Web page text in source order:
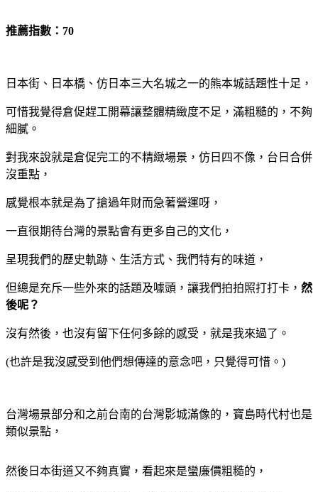
推薦指數：70
日本街、日本橋、仿日本三大名城之一的熊本城話題性十足，
可惜我覺得倉促趕工開幕讓整體精緻度不足，滿粗糙的，不夠
細膩。
對我來說就是倉促完工的不精緻場景，仿日四不像，台日合併
沒重點，
感覺根本就是為了搶過年財而急著營運呀，
一直很期待台灣的景點會有更多自己的文化，
呈現我們的歷史軌跡、生活方式、我們特有的味道，
但總是充斥一些外來的話題及噱頭，讓我們拍拍照打打卡， 然
後呢？
沒有然後，也沒有留下任何多餘的感受，就是我來過了。
(也許是我沒感受到他們想傳達的意念吧，只覺得可惜。)
台灣場景部分和之前台南的台灣影城滿像的，寶島時代村也是
類似景點，
然後日本街道又不夠真實，看起來是蠻廉價粗糙的，